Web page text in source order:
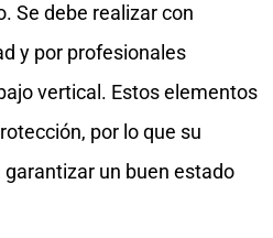
Se debe realizar con
y por profesionales
vertical. Estos elementos
por lo que su
un buen estado